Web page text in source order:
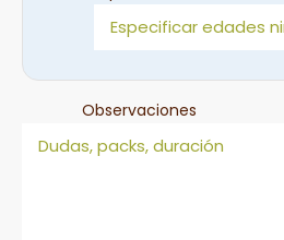
Observaciones